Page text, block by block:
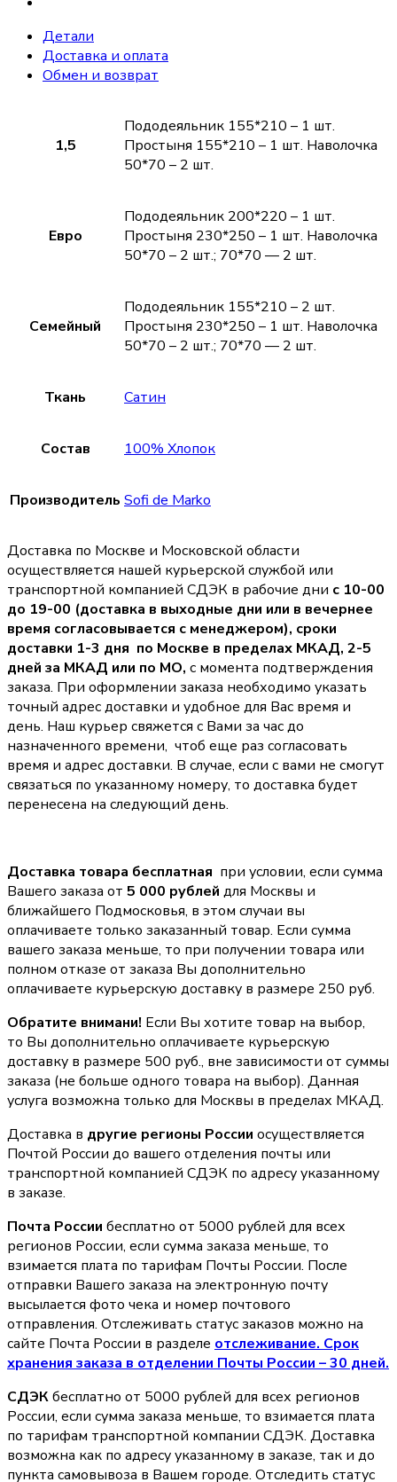
Детали
Доставка и оплата
Обмен и возврат
1,5
Пододеяльник 155*210 – 1 шт.
Простыня 155*210 – 1 шт. Наволочка
50*70 – 2 шт.
Евро
Пододеяльник 200*220 – 1 шт.
Простыня 230*250 – 1 шт. Наволочка
50*70 – 2 шт.; 70*70 — 2 шт.
Семейный
Пододеяльник 155*210 – 2 шт.
Простыня 230*250 – 1 шт. Наволочка
50*70 – 2 шт.; 70*70 — 2 шт.
Ткань Сатин
Состав 100% Хлопок
Производитель Sofi de Marko
Доставка по Москве и Московской области
осуществляется нашей курьерской службой или
транспортной компанией СДЭК в рабочие дни с 10-00
до 19-00 (доставка в выходные дни или в вечернее
время согласовывается с менеджером), сроки
доставки 1-3 дня по Москве в пределах МКАД, 2-5
дней за МКАД или по МО, с момента подтверждения
заказа. При оформлении заказа необходимо указать
точный адрес доставки и удобное для Вас время и
день. Наш курьер свяжется с Вами за час до
назначенного времени, чтоб еще раз согласовать
время и адрес доставки. В случае, если с вами не смогут
связаться по указанному номеру, то доставка будет
перенесена на следующий день.
Доставка товара бесплатная при условии, если сумма
Вашего заказа от 5 000 рублей для Москвы и
ближайшего Подмосковья, в этом случаи вы
оплачиваете только заказанный товар. Если сумма
вашего заказа меньше, то при получении товара или
полном отказе от заказа Вы дополнительно
оплачиваете курьерскую доставку в размере 250 руб.
Обратите внимани! Если Вы хотите товар на выбор,
то Вы дополнительно оплачиваете курьерскую
доставку в размере 500 руб., вне зависимости от суммы
заказа (не больше одного товара на выбор). Данная
услуга возможна только для Москвы в пределах МКАД.
Доставка в другие регионы России осуществляется
Почтой России до вашего отделения почты или
транспортной компанией СДЭК по адресу указанному
в заказе.
Почта России бесплатно от 5000 рублей для всех
регионов России, если сумма заказа меньше, то
взимается плата по тарифам Почты России. После
отправки Вашего заказа на электронную почту
высылается фото чека и номер почтового
отправления. Отслеживать статус заказов можно на
сайте Почта России в разделе oтслеживание. Срок
хранения заказа в отделении Почты России – 30 дней.
СДЭКбесплатно от 5000 рублей для всех регионов
России, если сумма заказа меньше, то взимается плата
по тарифам транспортной компании СДЭК. Доставка
возможна как по адресу указанному в заказе, так и до
пункта самовывоза в Вашем городе. Отследить статус